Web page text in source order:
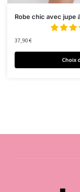
Robe chic avec jupe
37,90€
Choix